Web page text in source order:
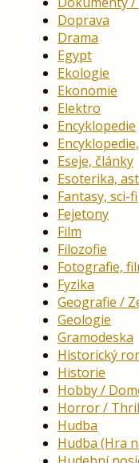
Doprava
Drama
Egypt
Ekologie
Ekonomie
Elektro
Encyklopedie
Eseje, články
Esoterika,
Fantasy, sci-fi
Fejetony
Film
Filozofie
Fotografie,
Fyzika
Geografie /
Geologie
Gramodeska
Historický
Historie
Hobby /
Horror /
Hudba
Hudba (Hra